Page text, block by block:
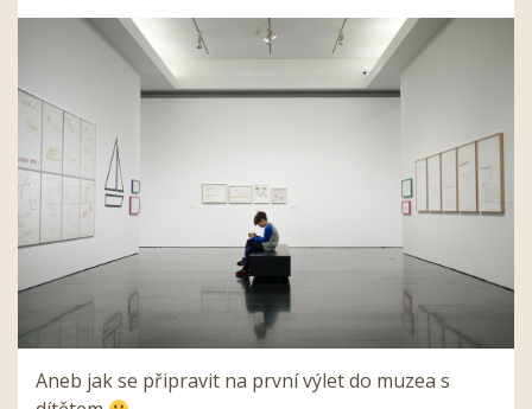
Aneb jak se připravit na první výlet do muzea s